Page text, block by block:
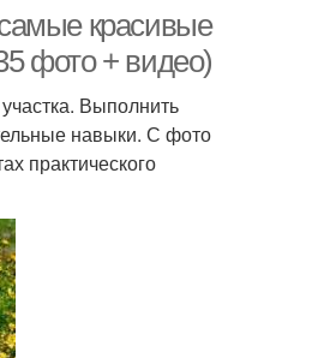
красивые
фото + видео)
Выполнить
навыки. С фото
практического